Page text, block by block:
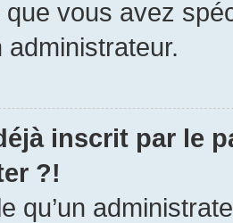
que vous avez
inscrit par le
?!
qu’un